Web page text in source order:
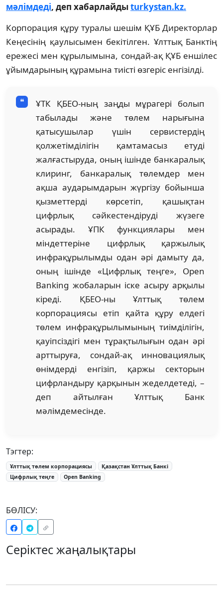
мәлімдеді, деп хабарлайдыturkystan.kz.
Корпорация құру туралы шешім ҚҰБ Директорлар
Кеңесінің қаулысымен бекітілген. Ұлттық Банктің
ережесі мен құрылымына, сондай-ақ ҚҰБ еншілес
ұйымдарының құрамына тиісті өзгеріс енгізілді.
ҰТК ҚБЕО-ның заңды мұрагері болып
табылады және төлем нарығына
қатысушылар үшін сервистердің
қолжетімділігін қамтамасыз етуді
жалғастыруда, оның ішінде банкаралық
клиринг, банкаралық төлемдер мен
ақша аударымдарын жүргізу бойынша
қызметтерді көрсетіп, қашықтан
цифрлық сәйкестендіруді жүзеге
асырады. ҰПК функциялары мен
міндеттеріне цифрлық қаржылық
инфрақұрылымды одан әрі дамыту да,
оның ішінде «Цифрлық теңге», Open
Banking жобаларын іске асыру арқылы
кіреді. ҚБЕО-ны Ұлттық төлем
корпорациясы етіп қайта құру елдегі
төлем инфрақұрылымының тиімділігін,
қауіпсіздігі мен тұрақтылығын одан әрі
арттыруға, сондай-ақ инновациялық
өнімдерді енгізіп, қаржы секторын
цифрландыру қарқынын жеделдетеді, –
деп айтылған Ұлттық Банк
мәлімдемесінде.
Тэгтер:
Ұлттық төлем корпорациясы
Қазақстан Ұлттық Банкі
Цифрлық теңге
Open Banking
БӨЛІСУ:
Серіктес жаңалықтары